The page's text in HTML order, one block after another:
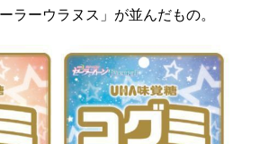
ラーウラヌス」が並んだもの。